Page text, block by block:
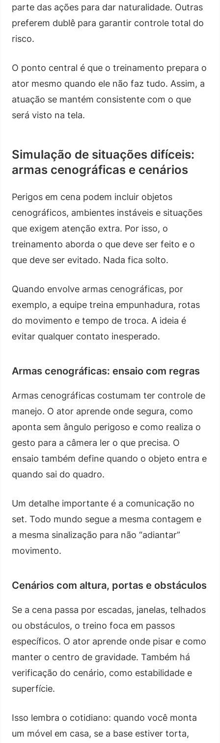
parte das ações para dar naturalidade. Outras
preferem dublê para garantir controle total do
risco.
O ponto central é que o treinamento prepara o
ator mesmo quando ele não faz tudo. Assim, a
atuação se mantém consistente com o que
será visto na tela.
Simulação de situações difíceis:
armas cenográficas e cenários
Perigos em cena podem incluir objetos
cenográficos, ambientes instáveis e situações
que exigem atenção extra. Por isso, o
treinamento aborda o que deve ser feito e o
que deve ser evitado. Nada fica solto.
Quando envolve armas cenográficas, por
exemplo, a equipe treina empunhadura, rotas
do movimento e tempo de troca. A ideia é
evitar qualquer contato inesperado.
Armas cenográficas: ensaio com regras
Armas cenográficas costumam ter controle de
manejo. O ator aprende onde segura, como
aponta sem ângulo perigoso e como realiza o
gesto para a câmera ler o que precisa. O
ensaio também define quando o objeto entra e
quando sai do quadro.
Um detalhe importante é a comunicação no
set. Todo mundo segue a mesma contagem e
a mesma sinalização para não “adiantar”
movimento.
Cenários com altura, portas e obstáculos
Se a cena passa por escadas, janelas, telhados
ou obstáculos, o treino foca em passos
específicos. O ator aprende onde pisar e como
manter o centro de gravidade. Também há
verificação do cenário, como estabilidade e
superfície.
Isso lembra o cotidiano: quando você monta
um móvel em casa, se a base estiver torta,